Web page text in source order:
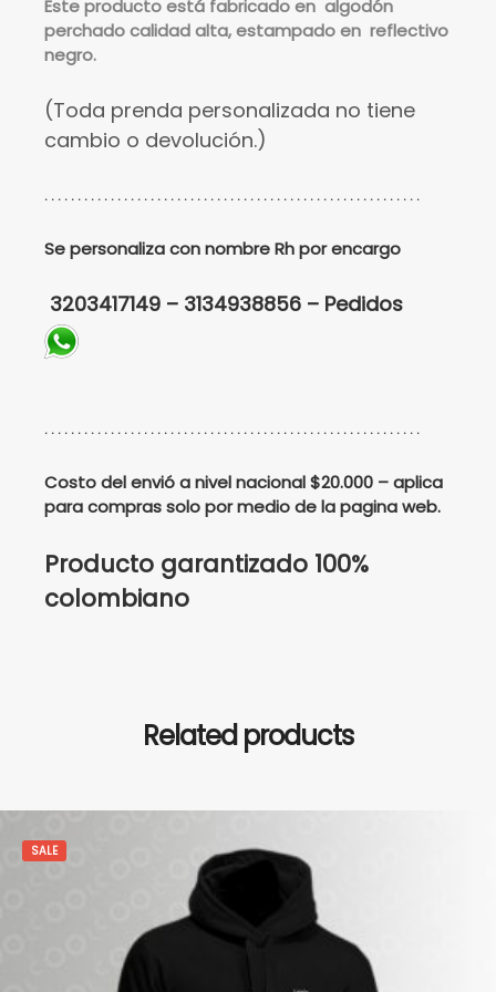
Esteproducto está fabricado en algodón
perchado calidad alta, estampado en reflectivo
negro.
(Toda prenda personalizada no tiene
cambio o devolución.)
. . . . . . . . . . . . . . . . . . . . . . . . . . . . . . . . . . . . . . . . . . . . . . . . . . . . . . . . .
Se personaliza con nombre Rh por encargo
3203417149 – 3134938856 – Pedidos
. . . . . . . . . . . . . . . . . . . . . . . . . . . . . . . . . . . . . . . . . . . . . . . . . . . . . . . . .
Costo del envió a nivel nacional $20.000 – aplica
para compras solo por medio de la pagina web.
Producto garantizado 100%
colombiano
Related products
SALE